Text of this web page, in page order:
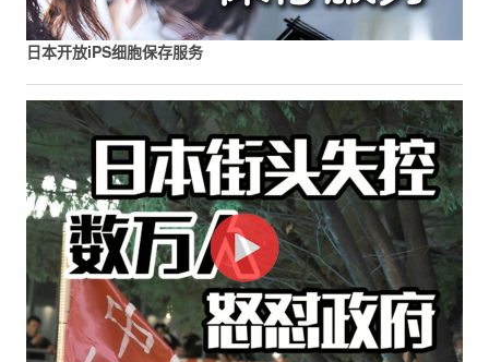
日本开放iPS细胞保存服务